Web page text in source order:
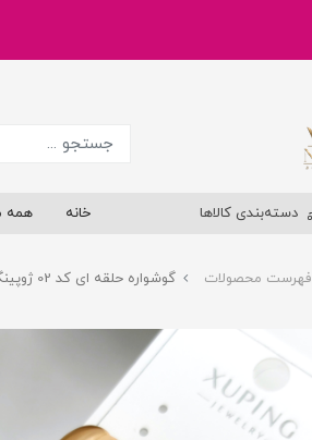
دسته‌بندی کالاها خانه همه
فهرست محصولات گوشواره حلقه ای کد 02 ژوپینگ